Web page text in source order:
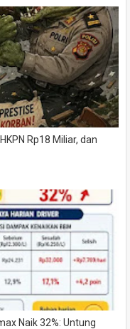
Rp18 Miliar, dan
Naik 32%: Untung